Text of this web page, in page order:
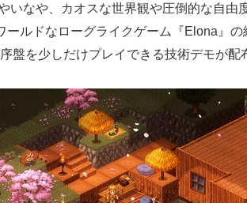
いなや、カオスな世界観や圧倒的な自由
ールドなローグライクゲーム『Elona』
盤を少しだけプレイできる技術デモが配